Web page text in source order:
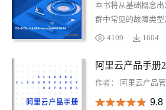
本书将从基础概念
群中常见的故障类
例分析给出有效的排
原理的理解，还能掌
K8S 异常诊断》都将
4109 1604
阿里云产品手册
作者： 阿里云产品
9.8